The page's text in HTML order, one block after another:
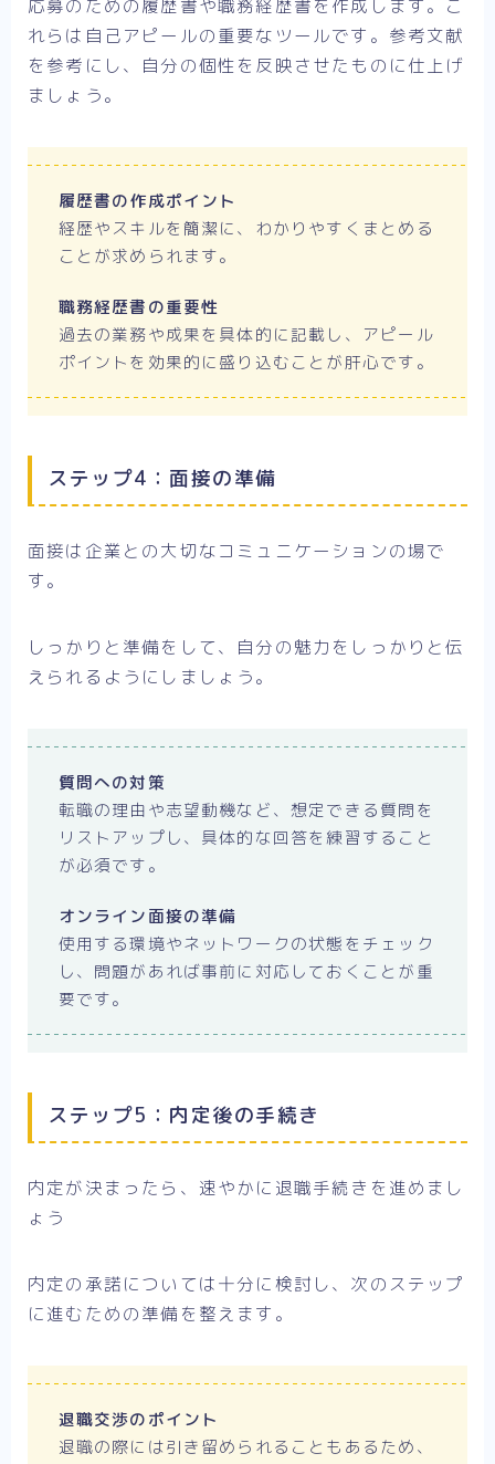
応募のための履歴書や職務経歴書を作成します。こ
れらは自己アピールの重要なツールです。参考文献
を参考にし、自分の個性を反映させたものに仕上げ
ましょう。
履歴書の作成ポイント
経歴やスキルを簡潔に、わかりやすくまとめる
ことが求められます。
職務経歴書の重要性
過去の業務や成果を具体的に記載し、アピール
ポイントを効果的に盛り込むことが肝心です。
ステップ4：面接の準備
面接は企業との大切なコミュニケーションの場で
す。
しっかりと準備をして、自分の魅力をしっかりと伝
えられるようにしましょう。
質問への対策
転職の理由や志望動機など、想定できる質問を
リストアップし、具体的な回答を練習すること
が必須です。
オンライン面接の準備
使用する環境やネットワークの状態をチェック
し、問題があれば事前に対応しておくことが重
要です。
ステップ5：内定後の手続き
内定が決まったら、速やかに退職手続きを進めまし
ょう
内定の承諾については十分に検討し、次のステップ
に進むための準備を整えます。
退職交渉のポイント
退職の際には引き留められることもあるため、